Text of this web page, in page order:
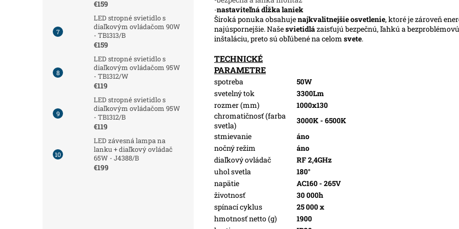
€159
LED stropné svietidlo s
diaľkovým ovládačom 90W
- TB1313/B
€159
LED stropné svietidlo s
diaľkovým ovládačom 95W
- TB1312/W
€119
LED stropné svietidlo s
diaľkovým ovládačom 95W
- TB1312/B
€119
LED závesná lampa na
lanku + diaľkový ovládač
65W - J4388/B
€199
-nastaviteľná dĺžka laniek
Široká ponuka obsahujenajkvalitnejšie osvetlenie, ktoré je zároveň
najúspornejšie. Našesvietidlázaisťujú bezpečnú, ľahkú a bezproblémovú
inštaláciu, preto sú obľúbené na celom svete.
TECHNICKÉ
PARAMETRE
spotreba
50W
svetelný tok
3300Lm
rozmer (mm)
1000x130
chromatičnosť (farba
svetla)
3000K - 6500K
stmievanie
áno
nočný režim
áno
diaľkový ovládač
RF 2,4GHz
uhol svetla
180°
napätie
AC160 - 265V
životnosť
30 000h
spínací cyklus
25 000 x
hmotnosť netto (g)
1900